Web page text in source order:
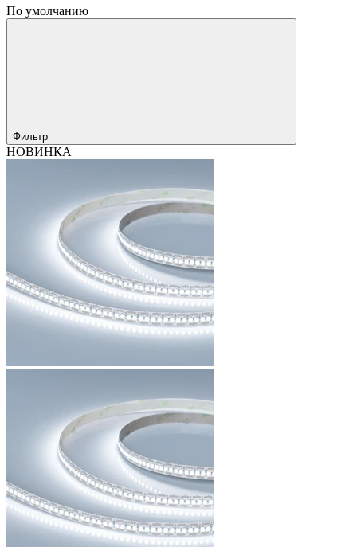
По умолчанию
Фильтр
НОВИНКА